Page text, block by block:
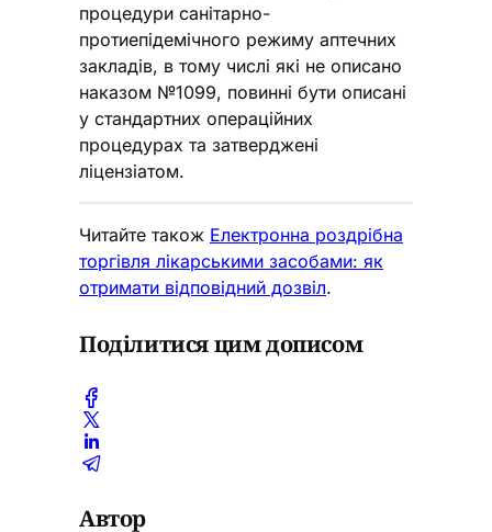
процедури санітарно-
протиепідемічного режиму аптечних
закладів, в тому числі які не описано
наказом №1099, повинні бути описані
у стандартних операційних
процедурах та затверджені
ліцензіатом.
Читайте також Електронна роздрібна
торгівля лікарськими засобами: як
отримати відповідний дозвіл.
Поділитися цим дописом
Автор